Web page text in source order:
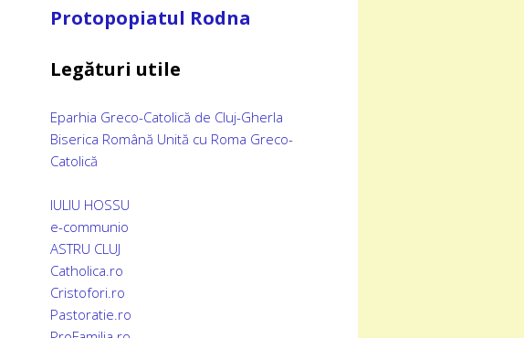
Protopopiatul Rodna
Legături utile
Eparhia Greco-Catolică de Cluj-Gherla
Biserica Română Unită cu Roma Greco-
Catolică
IULIU HOSSU
e-communio
ASTRU CLUJ
Catholica.ro
Cristofori.ro
Pastoratie.ro